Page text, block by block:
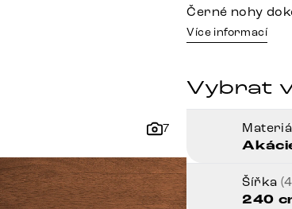
7
Černé nohy
Více informací
Vybrat
Šířka
240